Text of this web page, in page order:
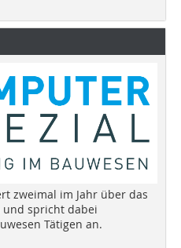
zweimal im Jahr über das
spricht dabei
Tätigen an.